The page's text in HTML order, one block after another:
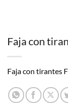
Faja con
Faja con tirantes